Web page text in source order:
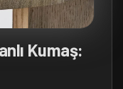
Kumaş: